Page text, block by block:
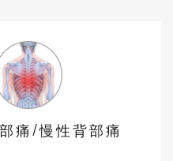
痛/慢性背部痛